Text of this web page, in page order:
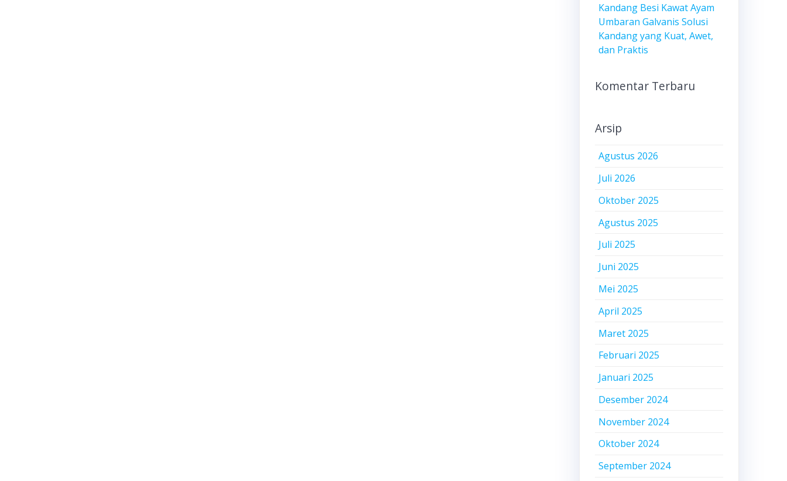
Kandang Besi Kawat Ayam
Umbaran Galvanis Solusi
Kandang yang Kuat, Awet,
dan Praktis
Komentar Terbaru
Arsip
Agustus 2026
Juli 2026
Oktober 2025
Agustus 2025
Juli 2025
Juni 2025
Mei 2025
April 2025
Maret 2025
Februari 2025
Januari 2025
Desember 2024
November 2024
Oktober 2024
September 2024